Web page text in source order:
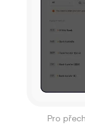
Pro